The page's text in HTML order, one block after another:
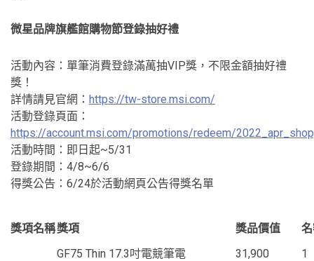
微星品牌旗艦館購物節登錄抽好禮
活動內容：單筆消費登錄滿萬抽VIP獎，不限金額抽好禮
獎！
詳情請見官網： https://tw-store.msi.com/
活動登錄頁面：
https://account.msi.com/promotions/redeem/
活動時間：即日起~5/31
登錄期間：4/8~6/6
得獎公告：6/24於活動網頁公告得獎名單
獎項名稱獎項 獎品價值
GF75 Thin 17.3吋電競筆電 31,900
1